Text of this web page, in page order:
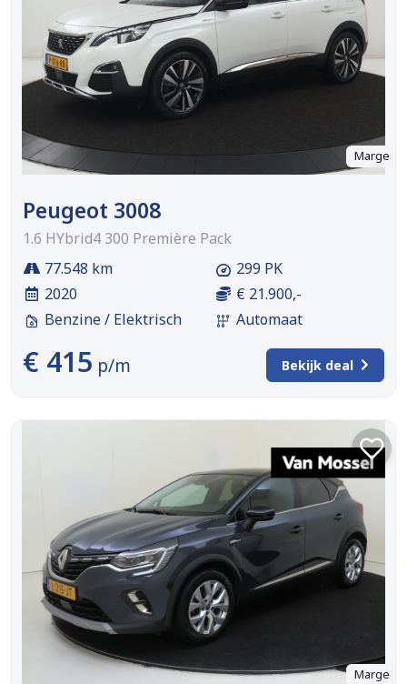
Marge
Peugeot 3008
1.6 HYbrid4 300 Première Pack
77.548 km
2020
Benzine / Elektrisch
299 PK
€ 21.900,-
Automaat
€ 415 p/m Bekijk deal
Marge